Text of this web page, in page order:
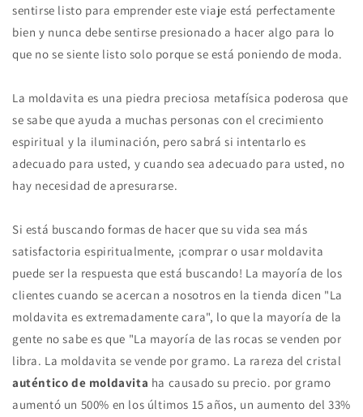
sentirse listo para emprender este viaje está perfectamente
bien y nunca debe sentirse presionado a hacer algo para lo
que no se siente listo solo porque se está poniendo de moda.
La moldavita es una piedra preciosa metafísica poderosa que
se sabe que ayuda a muchas personas con el crecimiento
espiritual y la iluminación, pero sabrá si intentarlo es
adecuado para usted, y cuando sea adecuado para usted, no
hay necesidad de apresurarse.
Si está buscando formas de hacer que su vida sea más
satisfactoria espiritualmente, ¡comprar o usar moldavita
puede ser la respuesta que está buscando! La mayoría de los
clientes cuando se acercan a nosotros en la tienda dicen "La
moldavita es extremadamente cara", lo que la mayoría de la
gente no sabe es que "La mayoría de las rocas se venden por
libra. La moldavita se vende por gramo. La rareza del cristal
auténtico de moldavita ha causado su precio. por gramo
aumentó un 500% en los últimos 15 años, un aumento del 33%